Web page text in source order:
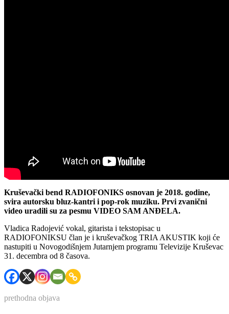
Kruševački bend RADIOFONIKS osnovan je 2018. godine,
svira autorsku bluz-kantri i pop-rok muziku. Prvi zvanični
video uradili su za pesmu VIDEO SAM ANĐELA.
Vladica Radojević vokal, gitarista i tekstopisac u
RADIOFONIKSU član je i kruševačkog TRIA AKUSTIK koji će
nastupiti u Novogodišnjem Jutarnjem programu Televizije Kruševac
31. decembra od 8 časova.
prethodna objava